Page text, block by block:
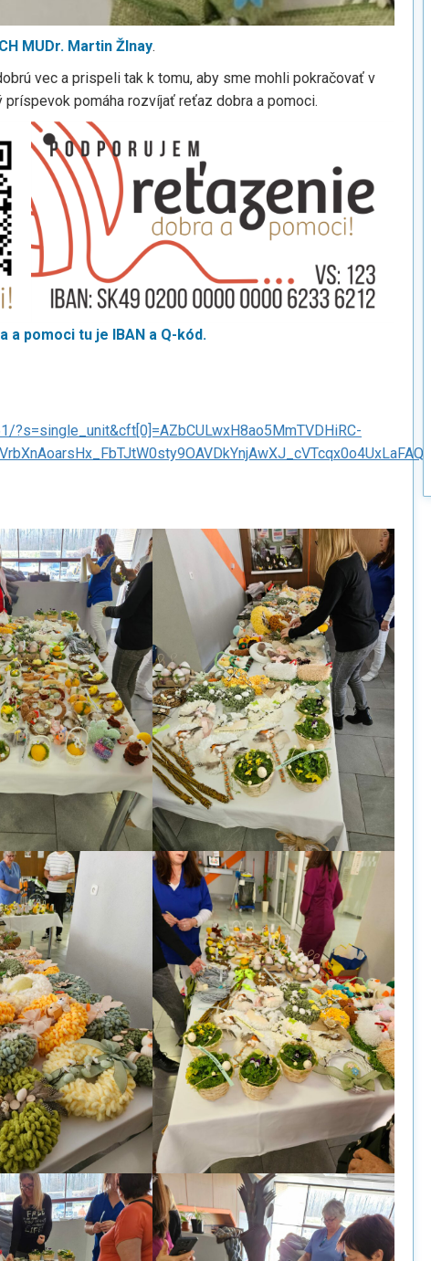
MUDr. Martin Žlnay.
vec a prispeli tak k tomu, aby sme mohli pokračovať v
pomáha rozvíjať reťaz dobra a pomoci.
pomoci tu je IBAN a Q-kód.